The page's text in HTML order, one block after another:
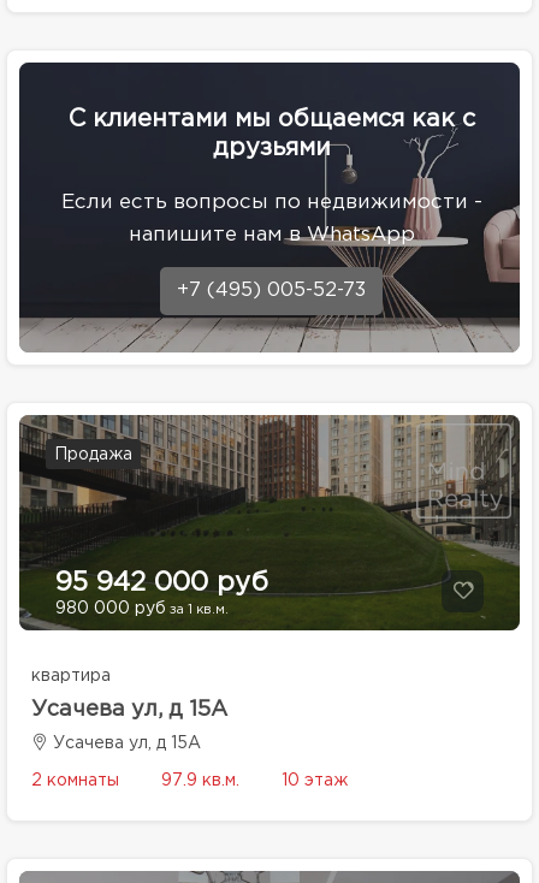
С клиентами мы общаемся как с
друзьями
Eсли есть вопросы по недвижимости -
напишите нам в WhatsApp
+7 (495) 005-52-73
Продажа
95 942 000 руб
980 000 руб за 1 кв.м.
квартира
Усачева ул, д 15А
Усачева ул, д 15А
2 комнаты 97.9 кв.м. 10 этаж